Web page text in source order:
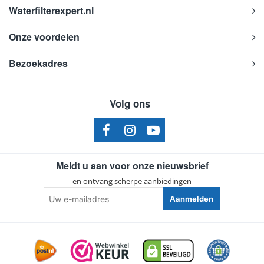
Waterfilterexpert.nl
Onze voordelen
Bezoekadres
Volg ons
Meldt u aan voor onze nieuwsbrief
en ontvang scherpe aanbiedingen
e-
mailadres
Aanmelden